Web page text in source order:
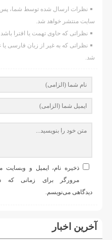
نظرات ارسال شده توسط شما، پس
سایت منتشر خواهد شد.
نظراتی که حاوی تهمت یا افترا
نظراتی که به غیر از زبان فارسی
شد.
ذخیره نام، ایمیل و وبسایت
مرورگر برای زمانی که
دیدگاهی می‌نویسم.
آخرین اخبار